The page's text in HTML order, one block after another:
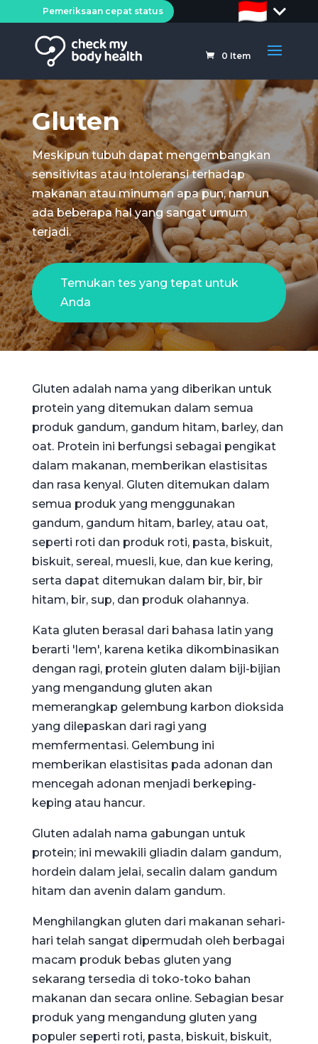
Pemeriksaan cepat status
0 Item
Gluten
Meskipun tubuh dapat mengembangkan
sensitivitas atau intoleransi terhadap
makanan atau minuman apa pun, namun
ada beberapa hal yang sangat umum
terjadi.
Temukan tes yang tepat untuk
Anda
Gluten adalah nama yang diberikan untuk
protein yang ditemukan dalam semua
produk gandum, gandum hitam, barley, dan
oat. Protein ini berfungsi sebagai pengikat
dalam makanan, memberikan elastisitas
dan rasa kenyal. Gluten ditemukan dalam
semua produk yang menggunakan
gandum, gandum hitam, barley, atau oat,
seperti roti dan produk roti, pasta, biskuit,
biskuit, sereal, muesli, kue, dan kue kering,
serta dapat ditemukan dalam bir, bir, bir
hitam, bir, sup, dan produk olahannya.
Kata gluten berasal dari bahasa latin yang
berarti 'lem', karena ketika dikombinasikan
dengan ragi, protein gluten dalam biji-bijian
yang mengandung gluten akan
memerangkap gelembung karbon dioksida
yang dilepaskan dari ragi yang
memfermentasi. Gelembung ini
memberikan elastisitas pada adonan dan
mencegah adonan menjadi berkeping-
keping atau hancur.
Gluten adalah nama gabungan untuk
protein; ini mewakili gliadin dalam gandum,
hordein dalam jelai, secalin dalam gandum
hitam dan avenin dalam gandum.
Menghilangkan gluten dari makanan sehari-
hari telah sangat dipermudah oleh berbagai
macam produk bebas gluten yang
sekarang tersedia di toko-toko bahan
makanan dan secara online. Sebagian besar
produk yang mengandung gluten yang
populer seperti roti, pasta, biskuit, biskuit,